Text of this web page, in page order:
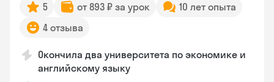
5 от 893 ₽ за урок
10 лет опыта
4 отзыва
Окончила два университета по экономике и
английскому языку